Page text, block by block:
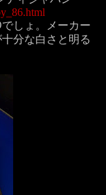
しょ。メーカー
分な白さと明る